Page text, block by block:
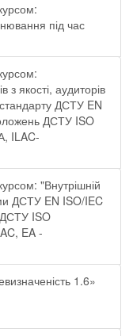
під час
з якості, аудиторів
ДСТУ EN
ДСТУ ISO
ILAC-
"Внутрішній
ДСТУ EN ISO/IEC
ISO
EA -
1.6»